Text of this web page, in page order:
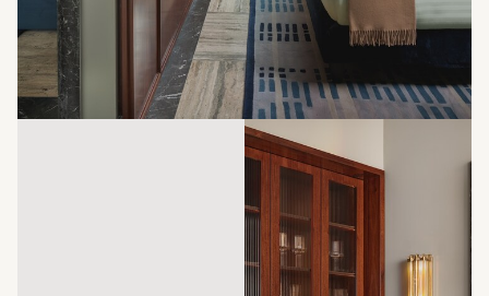
открывается в новой вкладке